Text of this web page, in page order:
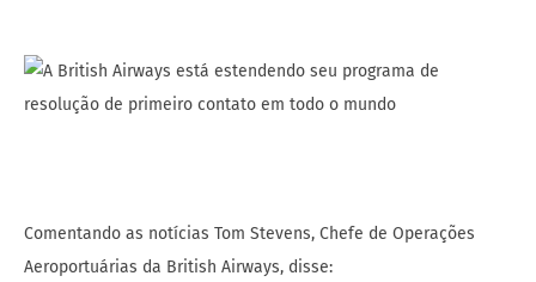
Comentando as notícias Tom Stevens, Chefe de Operações
Aeroportuárias da British Airways, disse: